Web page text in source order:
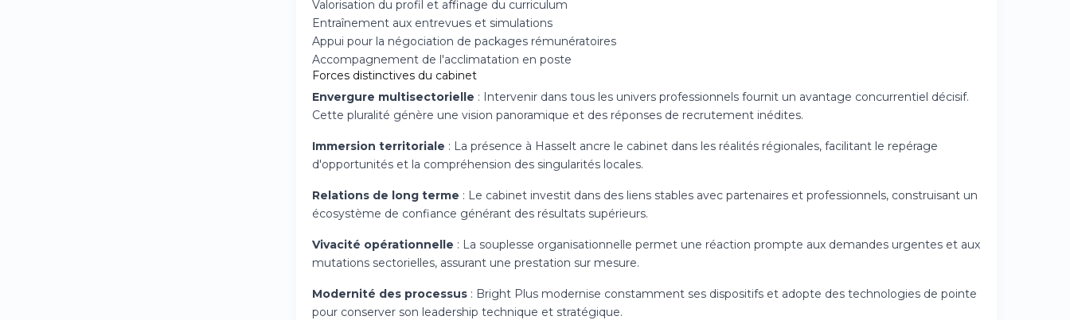
Valorisation du profil et affinage du curriculum
Entraînement aux entrevues et simulations
Appui pour la négociation de packages rémunératoires
Accompagnement de l'acclimatation en poste
Forces distinctives du cabinet
Envergure multisectorielle : Intervenir dans tous les univers professionnels fournit un avantage concurrentiel décisif.
Cette pluralité génère une vision panoramique et des réponses de recrutement inédites.
Immersion territoriale : La présence à Hasselt ancre le cabinet dans les réalités régionales, facilitant le repérage
d'opportunités et la compréhension des singularités locales.
Relations de long terme : Le cabinet investit dans des liens stables avec partenaires et professionnels, construisant un
écosystème de confiance générant des résultats supérieurs.
Vivacité opérationnelle : La souplesse organisationnelle permet une réaction prompte aux demandes urgentes et aux
mutations sectorielles, assurant une prestation sur mesure.
Modernité des processus : Bright Plus modernise constamment ses dispositifs et adopte des technologies de pointe
pour conserver son leadership technique et stratégique.